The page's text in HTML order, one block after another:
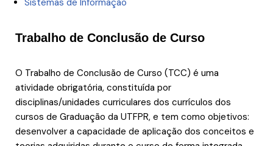
Trabalho de Conclusão de Curso
O Trabalho de Conclusão de Curso (TCC) é uma
atividade obrigatória, constituída por
disciplinas/unidades curriculares dos currículos dos
cursos de Graduação da UTFPR, e tem como objetivos:
desenvolver a capacidade de aplicação dos conceitos e